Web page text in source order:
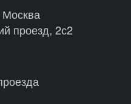
Москва
проезд, 2с2